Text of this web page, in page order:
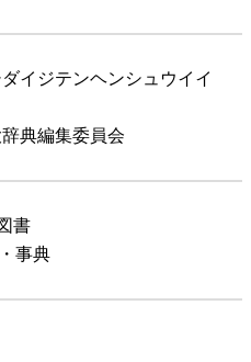
イジテンヘンシュウイイ
典編集委員会
書
事典